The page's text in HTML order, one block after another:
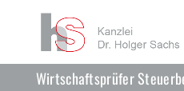
Wirtschaftsprüfer